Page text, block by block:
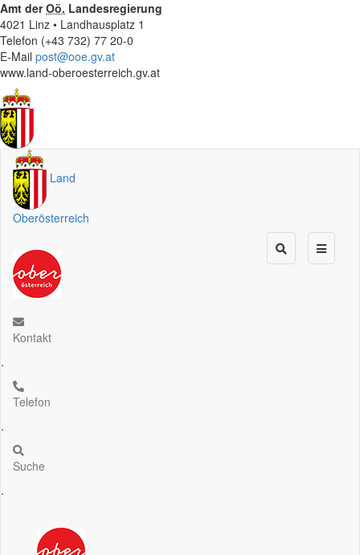
Amt derOö. Landesregierung
4021 Linz • Landhausplatz 1
Telefon (+43 732) 77 20-0
E-Mail post@ooe.gv.at
www.land-oberoesterreich.gv.at
Land
Oberösterreich
Kontakt
.
Telefon
.
Suche
.